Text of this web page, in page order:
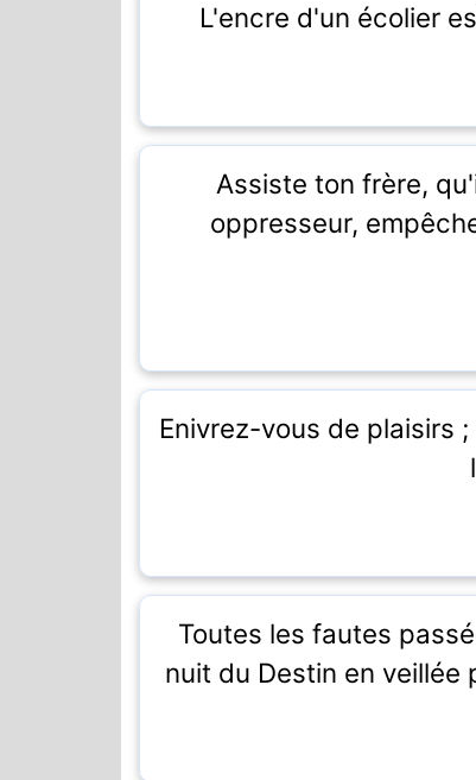
L'encre d'un écolier
Assiste ton frère,
oppresseur,
Enivrez-vous de plaisirs
Toutes les fautes
nuit du Destin en veillée